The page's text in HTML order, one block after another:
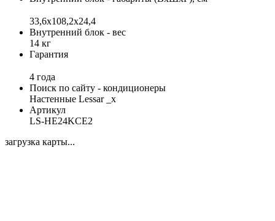
33,6х108,2x24,4
Внутренний блок - вес
14 кг
Гарантия
4 года
Поиск по сайту - кондиционеры
Настенные Lessar _x
Артикул
LS-HE24KCE2
загрузка карты...